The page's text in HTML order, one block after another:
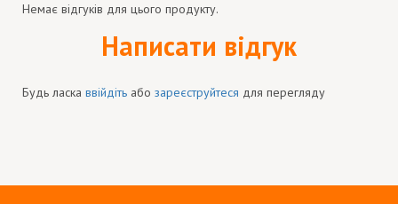
Немає відгуків для цього продукту.
Написати відгук
Будь ласка ввійдіть або зареєструйтеся для перегляду